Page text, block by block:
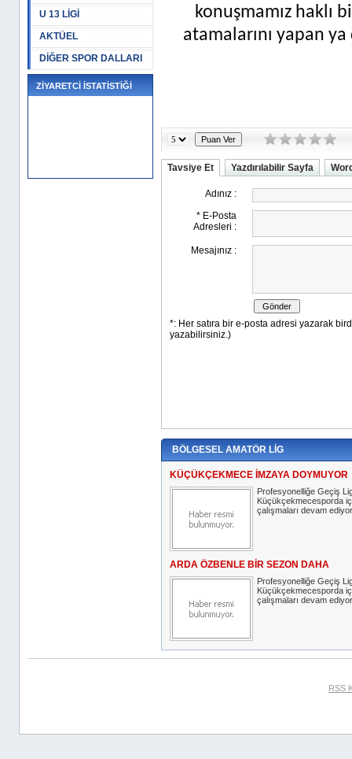
U 13 LİGİ
AKTÜEL
DİĞER SPOR DALLARI
ZİYARETCİ İSTATİSTİĞİ
konuşmamız haklı
atamalarını yapan
Tavsiye Et Yazdırılabilir Sayfa
BÖLGESEL AMATÖR LİG
KÜÇÜKÇEKMECE İMZAYA DOYMUYOR
Profesyonelliğe Geçiş
Küçükçekmecesporda
çalışmaları devam
ARDA ÖZBENLE BİR SEZON DAHA
Profesyonelliğe Geçiş
Küçükçekmecesporda
çalışmaları devam
RSS